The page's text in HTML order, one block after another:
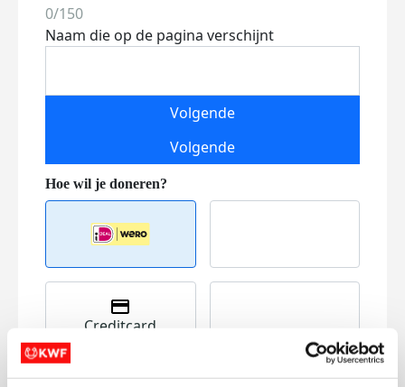
0/150
Naam die op de pagina verschijnt
Volgende
Volgende
Creditcard
Referentie